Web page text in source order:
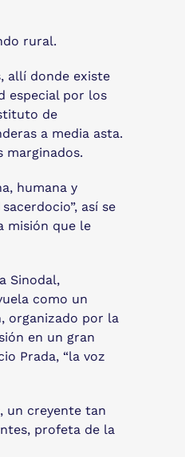
rural.
allí donde existe
especial por los
de
a media asta.
marginados.
humana y
así se
misión que le
Sinodal,
como un
organizado por la
en un gran
Prada, “la voz
un creyente tan
profeta de la